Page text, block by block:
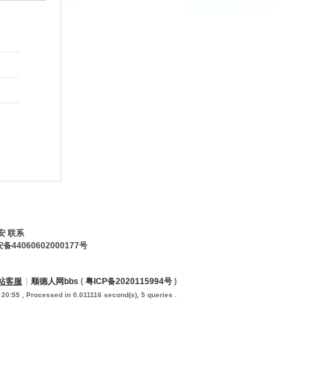
联系
备44060602000177号
客服 顺德人网bbs ( 粤ICP备2020115994号 )
20:55 , Processed in 0.011116 second(s), 5 queries .